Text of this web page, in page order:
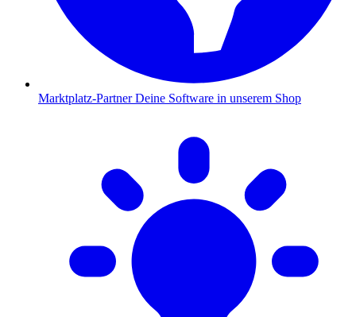
Marktplatz-Partner Deine Software in unserem Shop